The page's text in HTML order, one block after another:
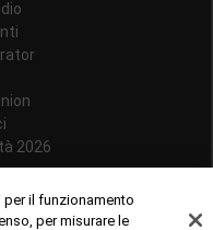
2026
il funzionamento
per misurare le